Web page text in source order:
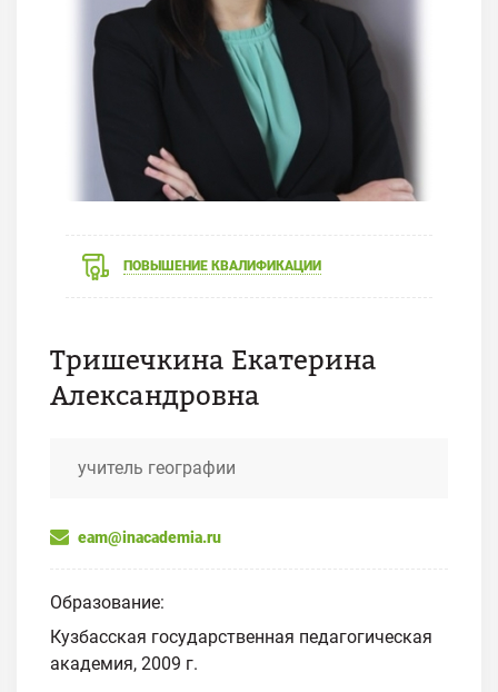
ПОВЫШЕНИЕ КВАЛИФИКАЦИИ
Тришечкина Екатерина
Александровна
учитель географии
eam@inacademia.ru
Образование:
Кузбасская государственная педагогическая
академия, 2009 г.